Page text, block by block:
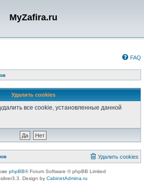
MyZafira.ru
FAQ
Удалить cookies
все cookie, установленные данной
Удалить cookies
phpBB® Forum Software © phpBB Limited
Design by CabinetAdmina.ru